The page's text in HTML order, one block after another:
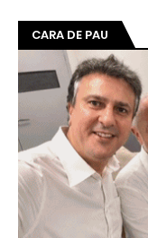
CARA DE PAU